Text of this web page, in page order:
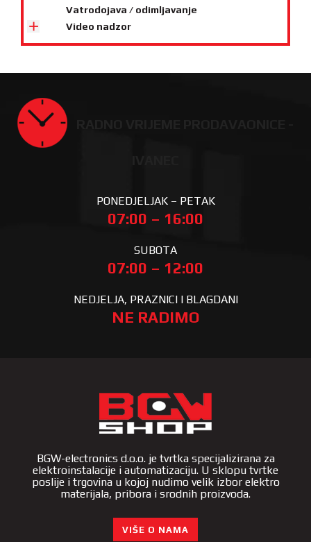
Vatrodojava / odimljavanje
Video nadzor
PONEDJELJAK – PETAK
07:00 – 16:00
SUBOTA
07:00 – 12:00
NEDJELJA, PRAZNICI I BLAGDANI
NE RADIMO
BGW-electronics d.o.o. je tvrtka specijalizirana za
elektroinstalacije i automatizaciju. U sklopu tvrtke
poslije i trgovina u kojoj nudimo velik izbor elektro
materijala, pribora i srodnih proizvoda.
VIŠE O NAMA